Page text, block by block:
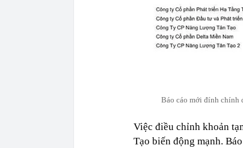
Báo cáo mới đính chính
Việc điều chỉnh khoản
Tạo biến động mạnh.